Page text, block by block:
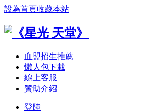
設為首頁收藏本站
血盟招生推薦
懶人包下載
線上客服
贊助介紹
登陸